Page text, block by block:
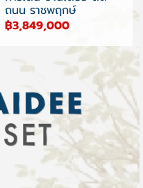
ถนน ราชพฤกษ์
฿3,849,000